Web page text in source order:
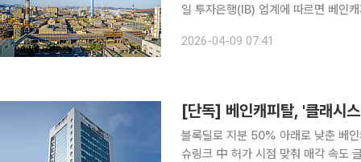
일 투자은행(IB) 업계에 따르면 베인
2026-04-09 07:41
[단독] 베인캐피탈, '클래시
블록딜로 지분 50% 아래로 낮춘 베
슈링크 中 허가 시점 맞춰 매각 속도 글로벌 사모펀드운용사(PE)인 베인캐피탈이 미용 의료기기 전